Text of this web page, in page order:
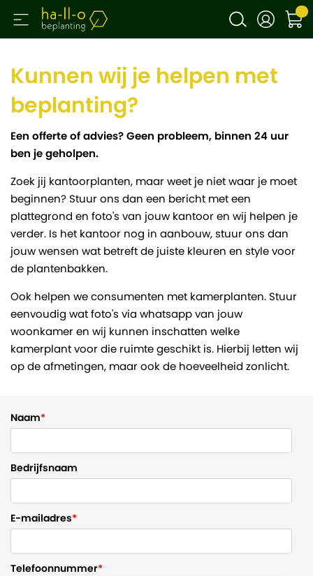
Kunnen wij je helpen met
beplanting?
Een offerte of advies? Geen probleem, binnen 24 uur
ben je geholpen.
Zoek jij kantoorplanten, maar weet je niet waar je moet
beginnen? Stuur ons dan een bericht met een
plattegrond en foto's van jouw kantoor en wij helpen je
verder. Is het kantoor nog in aanbouw, stuur ons dan
jouw wensen wat betreft de juiste kleuren en style voor
de plantenbakken.
Ook helpen we consumenten met kamerplanten. Stuur
eenvoudig wat foto's via whatsapp van jouw
woonkamer en wij kunnen inschatten welke
kamerplant voor die ruimte geschikt is. Hierbij letten wij
op de afmetingen, maar ook de hoeveelheid zonlicht.
Naam
Bedrijfsnaam
E-mailadres
Telefoonnummer